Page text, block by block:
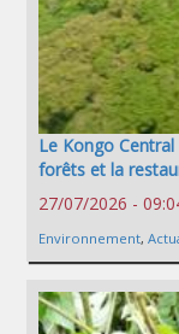
Le Kongo
forêts et la
27/07/2026 -
Environnement,